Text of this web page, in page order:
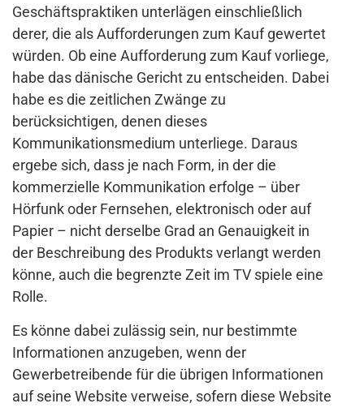
Geschäftspraktiken unterlägen einschließlich
derer, die als Aufforderungen zum Kauf gewertet
würden. Ob eine Aufforderung zum Kauf vorliege,
habe das dänische Gericht zu entscheiden. Dabei
habe es die zeitlichen Zwänge zu
berücksichtigen, denen dieses
Kommunikationsmedium unterliege. Daraus
ergebe sich, dass je nach Form, in der die
kommerzielle Kommunikation erfolge – über
Hörfunk oder Fernsehen, elektronisch oder auf
Papier – nicht derselbe Grad an Genauigkeit in
der Beschreibung des Produkts verlangt werden
könne, auch die begrenzte Zeit im TV spiele eine
Rolle.
Es könne dabei zulässig sein, nur bestimmte
Informationen anzugeben, wenn der
Gewerbetreibende für die übrigen Informationen
auf seine Website verweise, sofern diese Website